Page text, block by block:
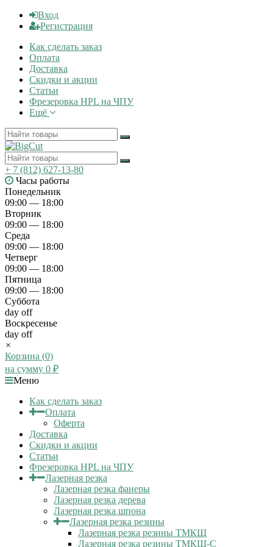
Вход
Регистрация
Как сделать заказ
Оплата
Доставка
Скидки и акции
Статьи
Фрезеровка HPL на ЧПУ
Ещё
+ 7 (812) 627-13-80
Часы работы
Понедельник
09:00 — 18:00
Вторник
09:00 — 18:00
Среда
09:00 — 18:00
Четверг
09:00 — 18:00
Пятница
09:00 — 18:00
Суббота
day off
Воскресенье
day off
×
Корзина (0)
на сумму 0 ₽
Меню
Как сделать заказ
Оплата
Оферта
Доставка
Скидки и акции
Статьи
Фрезеровка HPL на ЧПУ
Лазерная резка
Лазерная резка фанеры
Лазерная резка дерева
Лазерная резка шпона
Лазерная резка резины
Лазерная резка резины ТМКЩ
Лазерная резка резины ТМКЩ-С